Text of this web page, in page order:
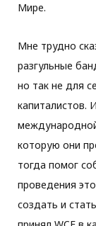
Мире.
Мне трудно
разгульные
но так не для
капиталистов.
которую они
тогда помог
проведения
создать и